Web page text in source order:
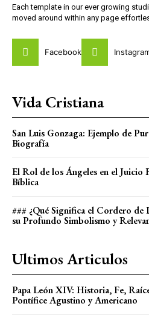
Each template in our ever growing
moved around within any page
Facebook
Vida Cristiana
San Luis Gonzaga: Ejemplo de
Biografía
El Rol de los Ángeles en el Juicio
Bíblica
### ¿Qué Significa el Cordero de
su Profundo Simbolismo y
Ultimos Articulos
Papa León XIV: Historia, Fe,
Pontífice Agustino y Americano